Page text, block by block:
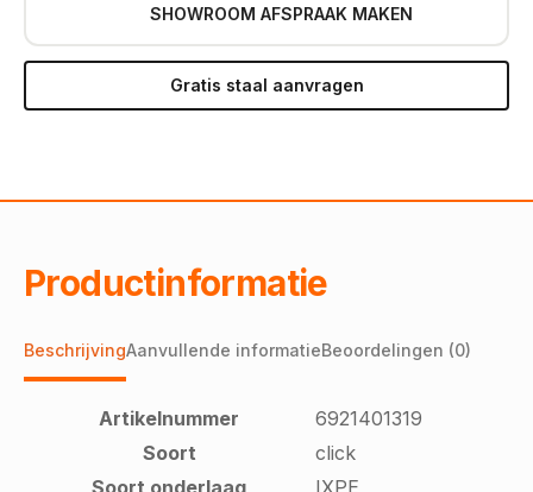
SHOWROOM AFSPRAAK MAKEN
Gratis staal aanvragen
Productinformatie
BeschrijvingAanvullende informatieBeoordelingen (0)
Artikelnummer
6921401319
Soort
click
Soort onderlaag
IXPE